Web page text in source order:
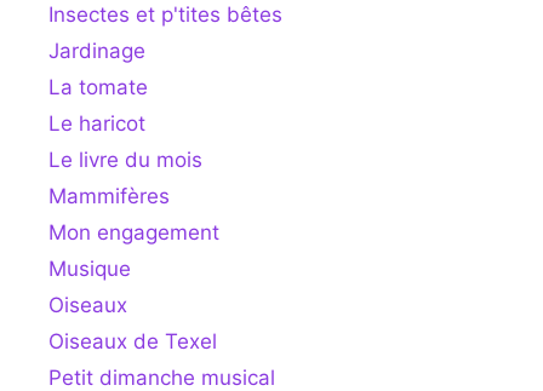
Insectes et p'tites bêtes
Jardinage
La tomate
Le haricot
Le livre du mois
Mammifères
Mon engagement
Musique
Oiseaux
Oiseaux de Texel
Petit dimanche musical